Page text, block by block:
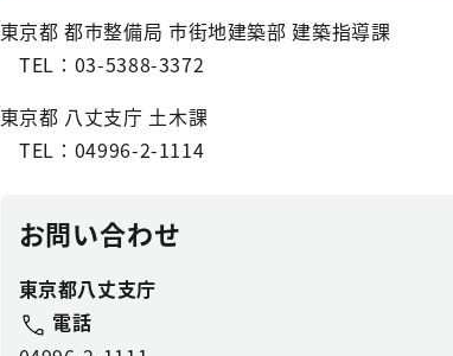
東京都 都市整備局 市街地建築部 建築指導課
TEL：03-5388-3372
東京都 八丈支庁 土木課
TEL：04996-2-1114
お問い合わせ
東京都八丈支庁
電話